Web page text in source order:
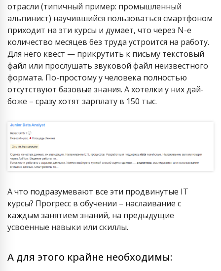
отрасли (типичный пример: промышленный
альпинист) научившийся пользоваться смартфоном
приходит на эти курсы и думает, что через N-е
количество месяцев без труда устроится на работу.
Для него квест — прикрутить к письму текстовый
файл или прослушать звуковой файл неизвестного
формата. По-простому у человека полностью
отсутствуют базовые знания. А хотелки у них дай-
боже – сразу хотят зарплату в 150 тыс.
А что подразумевают все эти продвинутые IT
курсы? Прогресс в обучении – наслаивание с
каждым занятием знаний, на предыдущие
усвоенные навыки или скиллы.
А для этого крайне необходимы: